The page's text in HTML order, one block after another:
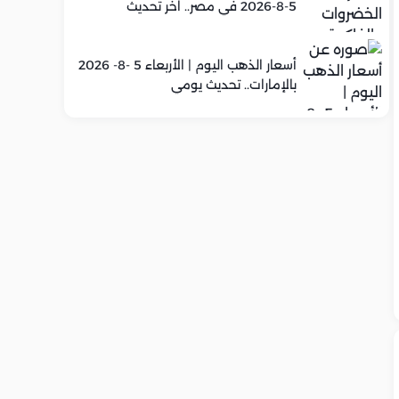
5-8-2026 في مصر.. اخر تحديث
أسعار الذهب اليوم | الأربعاء 5 -8- 2026
بالإمارات.. تحديث يومي